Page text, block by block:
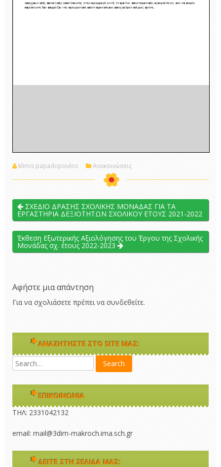
klimis papadopoulos Ανακοινώσεις
ΣΧΕΔΙΟ ΔΡΑΣΗΣ ΣΧΟΛΙΚΗΣ ΜΟΝΑΔΑΣ ΓΙΑ ΤΑ
ΕΡΓΑΣΤΗΡΙΑ ΔΕΞΙΟΤΗΤΩΝ ΣΧΟΛΙΚΟΥ ΕΤΟΥΣ 2021-2022
Έκθεση Εξωτερικής Αξιολόγησης του Έργου της Σχολικής
Μονάδας σχ. έτους 2022-2023
Αφήστε μια απάντηση
Για να σχολιάσετε πρέπει να συνδεθείτε.
ΑΝΑΖΗΤΉΣΤΕ ΣΤΟ SITE ΜΑΣ:
ΕΠΙΚΟΙΝΩΝΊΑ
ΤΗΛ: 2331042132 
email: mail@3dim-makroch.ima.sch.gr
ΔΕΊΤΕ ΣΤΗ ΣΕΛΊΔΑ ΜΑΣ: